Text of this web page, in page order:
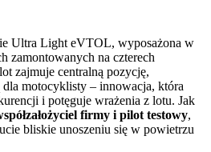
Ultra Light eVTOL, wyposażona w
zamontowanych na czterech
zajmuje centralną pozycję,
motocyklisty – innowacja, która
i potęguje wrażenia z lotu. Jak
firmy i pilot testowy,
bliskie unoszeniu się w powietrzu